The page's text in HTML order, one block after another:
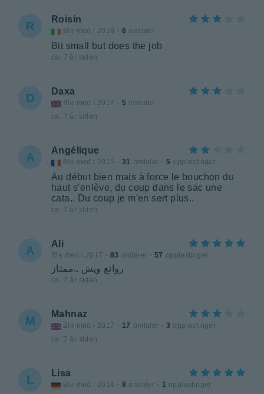
R
Roisin
Ble med i 2018 · 6 omtaler
Bit small but does the job
ca. 7 år siden
D
Daxa
Ble med i 2017 · 5 omtaler
ca. 7 år siden
A
Angélique
Ble med i 2015 · 31 omtaler · 5 opplastinger
Au début bien mais à force le bouchon du
haut s'enlève, du coup dans le sac une
cata.. Du coup je m'en sert plus..
ca. 7 år siden
A
Ali
Ble med i 2017 · 83 omtaler · 57 opplastinger
روائع ويش ..ممتاز
ca. 7 år siden
M
Mahnaz
Ble med i 2017 · 17 omtaler · 3 opplastinger
ca. 7 år siden
L
Lisa
Ble med i 2014 · 8 omtaler · 1 opplastinger